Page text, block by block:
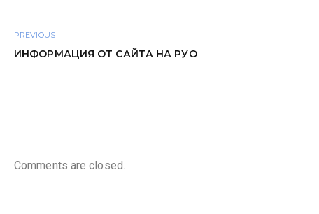
PREVIOUS
ИНФОРМАЦИЯ ОТ САЙТА НА РУО
Comments are closed.